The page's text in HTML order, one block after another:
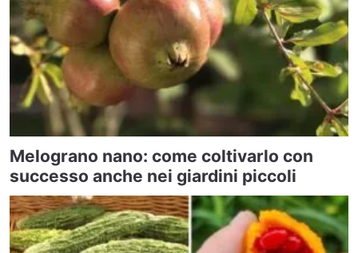
Melograno nano: come coltivarlo con
successo anche nei giardini piccoli